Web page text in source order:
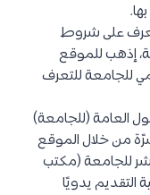
على شروط
إذهب للموقع
للجامعة للتعرف
العامة (للجامعة)
من خلال الموقع
للجامعة (مكتب
التقديم يدويًا